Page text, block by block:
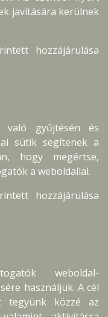
javítására kerülnek
hozzájárulása
való gyűjtésén és
sütik segítenek a
hogy megértse,
a weboldallal.
hozzájárulása
weboldal-
használjuk. A cél
tegyünk közzé az